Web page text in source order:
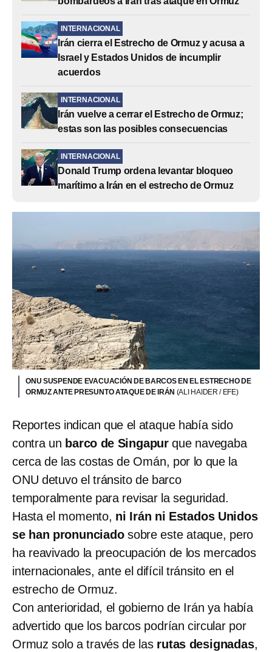
INTERNACIONAL
Irán cierra el Estrecho de Ormuz y acusa a
Israel y Estados Unidos de incumplir
acuerdos
INTERNACIONAL
Irán vuelve a cerrar el Estrecho de Ormuz;
estas son las posibles consecuencias
INTERNACIONAL
Donald Trump ordena levantar bloqueo
marítimo a Irán en el estrecho de Ormuz
ONU SUSPENDE EVACUACIÓN DE BARCOS EN EL ESTRECHO DE
ORMUZ ANTE PRESUNTO ATAQUE DE IRÁN (ALI HAIDER / EFE)
Reportes indican que el ataque había sido
contra un barco de Singapur que navegaba
cerca de las costas de Omán, por lo que la
ONU detuvo el tránsito de barco
temporalmente para revisar la seguridad.
Hasta el momento, ni Irán ni Estados Unidos
se han pronunciadosobre este ataque, pero
ha reavivado la preocupación de los mercados
internacionales, ante el difícil tránsito en el
estrecho de Ormuz.
Con anterioridad, el gobierno de Irán ya había
advertido que los barcos podrían circular por
Ormuz solo a través de las rutas designadas,